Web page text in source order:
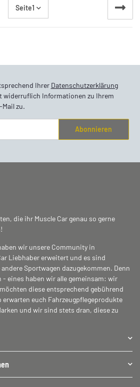
Seite1
Ihrer Datenschutzerklärung
widerruflich Informationen zu Ihrem
zu.
Abonnieren
die ihr Muscle Car genau so gerne
wir unsere Community in
Liebhaber erweitert und es sind
Sportwagen dazugekommen. Denn
- eines haben wir alle gemeinsam: wir
diese entsprechend gebührend
erwarten euch Fahrzeugpflegeprodukte
und wir sind stets dran, diese zu